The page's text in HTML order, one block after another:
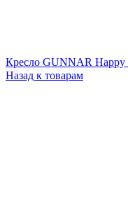
Кресло GUNNAR Happy
Назад к товарам